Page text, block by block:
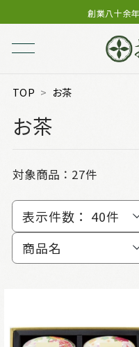
創業八十余
TOP お茶
お茶
対象商品： 27件
表示件数： 40件
商品名